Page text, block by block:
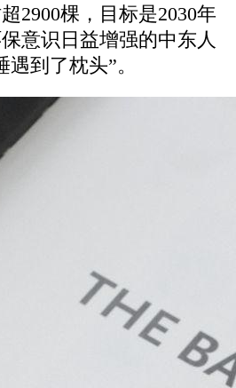
2900棵，目标是2030年
意识日益增强的中东人
遇到了枕头”。